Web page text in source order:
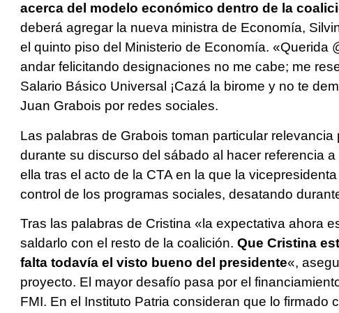
acerca del modelo económico dentro de la
deberá agregar la nueva ministra de Economía,
el quinto piso del Ministerio de Economía. «Querida
andar felicitando designaciones no me cabe; me
Salario Básico Universal ¡Cazá la birome y no te
Juan Grabois por redes sociales.
Las palabras de Grabois toman particular
durante su discurso del sábado al hacer referencia
ella tras el acto de la CTA en la que la
control de los programas sociales, desatando
Tras las palabras de Cristina «la expectativa ahora
saldarlo con el resto de la coalición. Que Cristina
falta todavía el visto bueno del presidente«,
proyecto. El mayor desafío pasa por el
FMI. En el Instituto Patria consideran que lo firmado